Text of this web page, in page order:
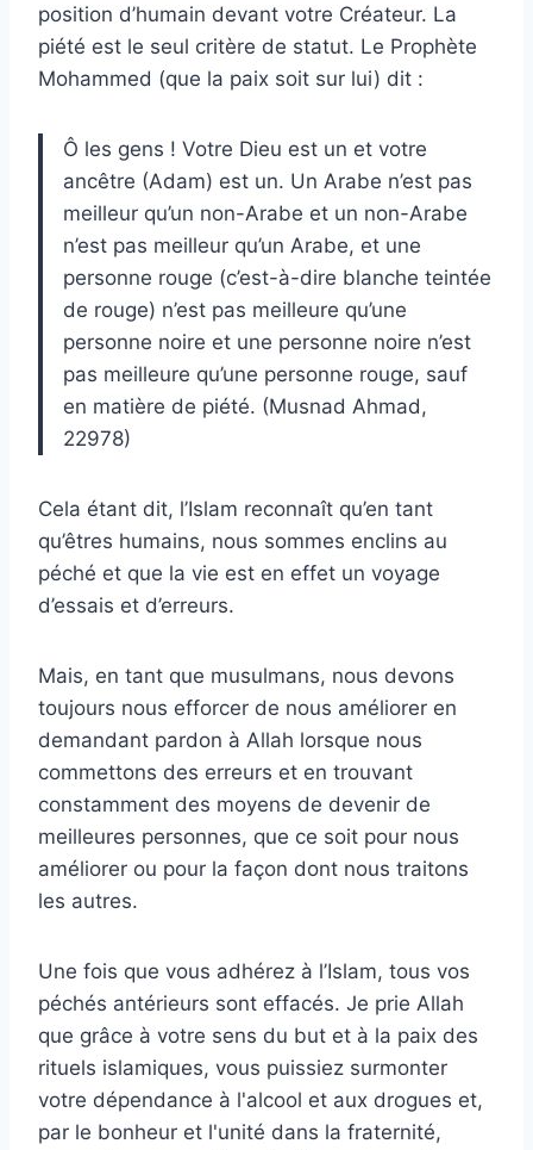
position d’humain devant votre Créateur. La
piété est le seul critère de statut. Le Prophète
Mohammed (que la paix soit sur lui) dit :
Ô les gens ! Votre Dieu est un et votre
ancêtre (Adam) est un. Un Arabe n’est pas
meilleur qu’un non-Arabe et un non-Arabe
n’est pas meilleur qu’un Arabe, et une
personne rouge (c’est-à-dire blanche teintée
de rouge) n’est pas meilleure qu’une
personne noire et une personne noire n’est
pas meilleure qu’une personne rouge, sauf
en matière de piété. (Musnad Ahmad,
22978)
Cela étant dit, l’Islam reconnaît qu’en tant
qu’êtres humains, nous sommes enclins au
péché et que la vie est en effet un voyage
d’essais et d’erreurs.
Mais, en tant que musulmans, nous devons
toujours nous efforcer de nous améliorer en
demandant pardon à Allah lorsque nous
commettons des erreurs et en trouvant
constamment des moyens de devenir de
meilleures personnes, que ce soit pour nous
améliorer ou pour la façon dont nous traitons
les autres.
Une fois que vous adhérez à l’Islam, tous vos
péchés antérieurs sont effacés. Je prie Allah
que grâce à votre sens du but et à la paix des
rituels islamiques, vous puissiez surmonter
votre dépendance à l'alcool et aux drogues et,
par le bonheur et l'unité dans la fraternité,